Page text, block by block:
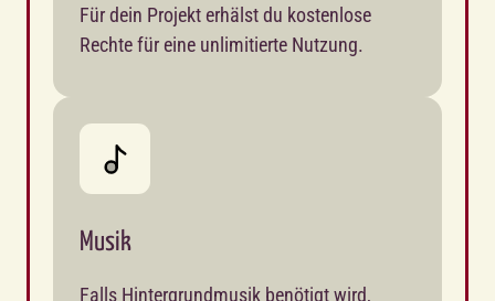
Für dein Projekt erhälst du kostenlose
Rechte für eine unlimitierte Nutzung.
Musik
Falls Hintergrundmusik benötigt wird,